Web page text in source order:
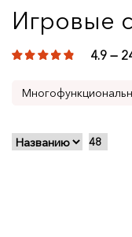
Игровые
4.9 —